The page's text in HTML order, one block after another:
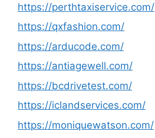
https://perthtaxiservice.com/
https://qxfashion.com/
https://arducode.com/
https://antiagewell.com/
https://bcdrivetest.com/
https://iclandservices.com/
https://moniquewatson.com/